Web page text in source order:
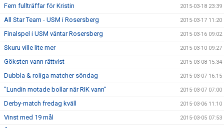
Fem fullträffar för Kristin 2015-03-18 23:39
All Star Team - USM i Rosersberg 2015-03-17 11:20
Finalspel i USM väntar Rosersberg 2015-03-16 09:02
Skuru ville lite mer 2015-03-10 09:27
Göksten vann rättvist 2015-03-08 15:34
Dubbla & roliga matcher söndag 2015-03-07 16:15
"Lundin motade bollar när RIK vann" 2015-03-07 07:00
Derby-match fredag kväll 2015-03-06 11:10
Vinst med 19 mål 2015-03-05 07:53